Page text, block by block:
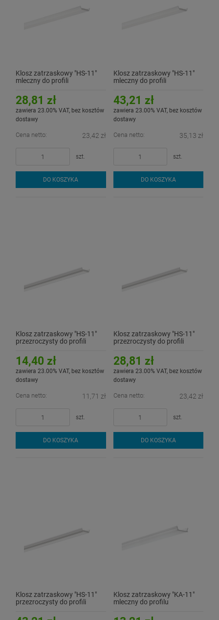
Klosz zatrzaskowy "HS-11"
mleczny do profili
28,81 zł
zawiera 23.00% VAT, bez kosztów
dostawy
Cena netto: 23,42 zł
szt.
DO KOSZYKA
Klosz zatrzaskowy "HS-11"
mleczny do profili
43,21 zł
zawiera 23.00% VAT, bez kosztów
dostawy
Cena netto: 35,13 zł
szt.
DO KOSZYKA
Klosz zatrzaskowy "HS-11"
przezroczysty do profili
14,40 zł
zawiera 23.00% VAT, bez kosztów
dostawy
Cena netto: 11,71 zł
szt.
DO KOSZYKA
Klosz zatrzaskowy "HS-11"
przezroczysty do profili
28,81 zł
zawiera 23.00% VAT, bez kosztów
dostawy
Cena netto: 23,42 zł
szt.
DO KOSZYKA
Klosz zatrzaskowy "HS-11"
przezroczysty do profili
Klosz zatrzaskowy "KA-11"
mleczny do profilu